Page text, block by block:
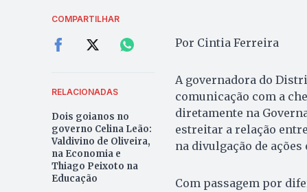
COMPARTILHAR
RELACIONADAS
Dois goianos no
governo Celina Leão:
Valdivino de Oliveira,
na Economia e
Thiago Peixoto na
Educação
Por Cintia Ferreira
A governadora do
comunicação com a
diretamente na
estreitar a relação
na divulgação de ações
Com passagem por